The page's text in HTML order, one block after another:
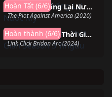
Âm Mưu Chống Lại Nước Mỹ
The Plot Against America (2020)
Hoàn Tất (6/6)
Người Đại Diện Thời Gian Season 3 Yingdu
Link Click Bridon Arc (2024)
Hoàn thành (6/6)
Hoàn thành